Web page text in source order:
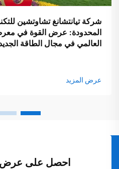
شركة تيانتشانغ تشاوتشين
المحدودة: عرض القوة في
العالمي في مجال الطاقة
عرض المزيد
احصل على عرض